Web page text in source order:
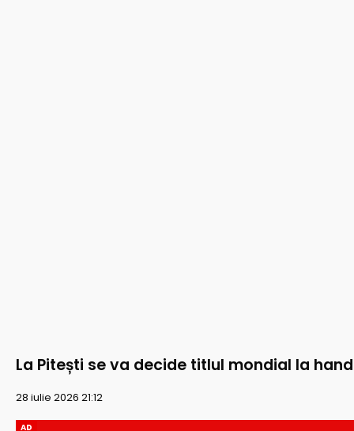
La Pitești se va decide titlul mondial la
28 iulie 2026 21:12
AD